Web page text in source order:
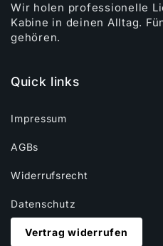
Wir holen professionelle
Kabine in deinen Alltag.
gehören.
Quick links
Impressum
AGBs
Widerrufsrecht
Datenschutz
Vertrag widerrufen